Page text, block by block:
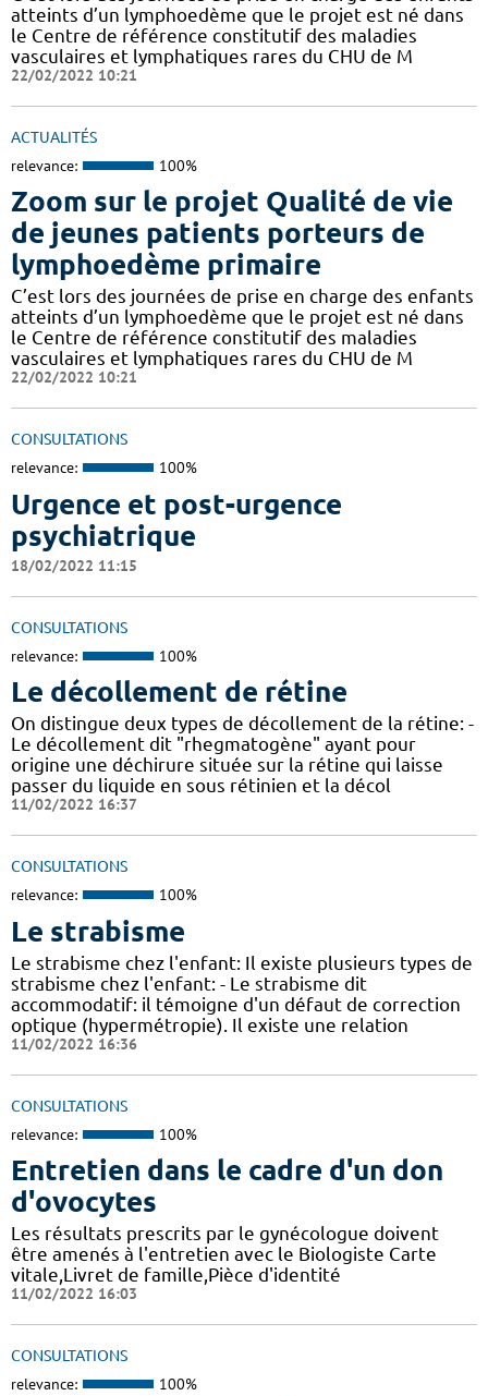
atteints d’un lymphoedème que le projet est né dans
le Centre de référence constitutif des maladies
vasculaires et lymphatiques rares du CHU de M
22/02/2022 10:21
ACTUALITÉS
relevance: 100%
Zoom sur le projet Qualité de vie
de jeunes patients porteurs de
lymphoedème primaire
C’est lors des journées de prise en charge des enfants
atteints d’un lymphoedème que le projet est né dans
le Centre de référence constitutif des maladies
vasculaires et lymphatiques rares du CHU de M
22/02/2022 10:21
CONSULTATIONS
relevance: 100%
Urgence et post-urgence
psychiatrique
18/02/2022 11:15
CONSULTATIONS
relevance: 100%
Le décollement de rétine
On distingue deux types de décollement de la rétine: -
Le décollement dit "rhegmatogène" ayant pour
origine une déchirure située sur la rétine qui laisse
passer du liquide en sous rétinien et la décol
11/02/2022 16:37
CONSULTATIONS
relevance: 100%
Le strabisme
Le strabisme chez l'enfant: Il existe plusieurs types de
strabisme chez l'enfant: - Le strabisme dit
accommodatif: il témoigne d'un défaut de correction
optique (hypermétropie). Il existe une relation
11/02/2022 16:36
CONSULTATIONS
relevance: 100%
Entretien dans le cadre d'un don
d'ovocytes
Les résultats prescrits par le gynécologue doivent
être amenés à l'entretien avec le Biologiste Carte
vitale,Livret de famille,Pièce d'identité
11/02/2022 16:03
CONSULTATIONS
relevance: 100%